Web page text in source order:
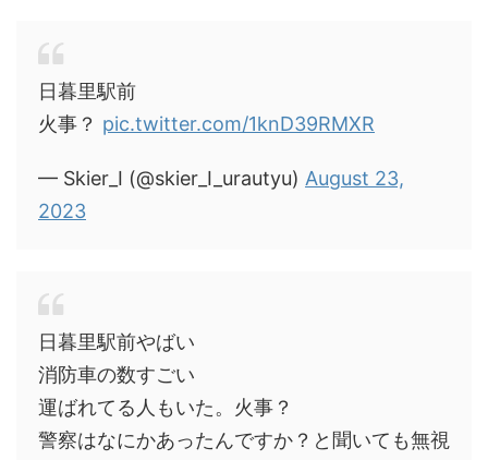
日暮里駅前
火事？ pic.twitter.com/1knD39RMXR
— Skier_I (@skier_I_urautyu) August 23,
2023
日暮里駅前やばい
消防車の数すごい
運ばれてる人もいた。火事？
警察はなにかあったんですか？と聞いても無視